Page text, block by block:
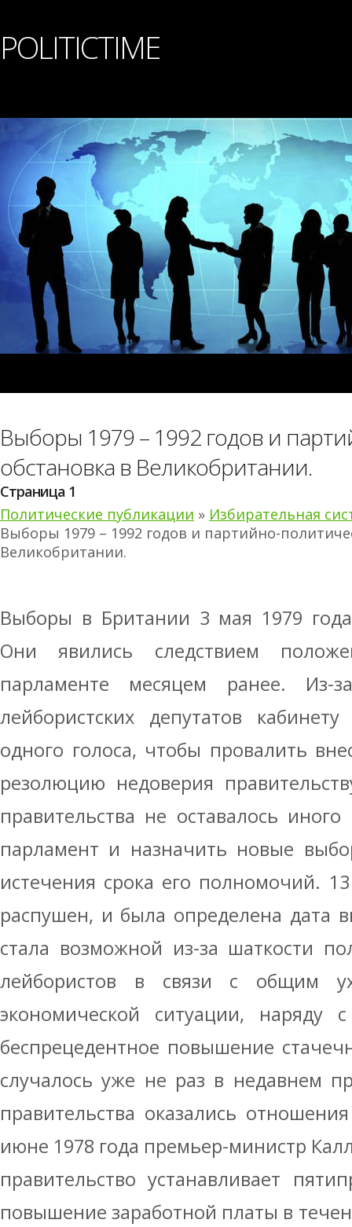
POLITICTIME
Выборы 1979 – 1992 годов и
обстановка в Великобритании.
Страница 1
Политические публикации » Избирательная
Выборы 1979 – 1992 годов и партийно-
Великобритании.
Выборы в Британии 3 мая 1979
Они явились следствием
парламенте месяцем ранее. Из-
лейбористских депутатов
одного голоса, чтобы провалить
резолюцию недоверия
правительства не оставалось
парламент и назначить новые
истечения срока его полномочий.
распушен, и была определена дата
стала возможной из-за шаткости
лейбористов в связи с общим
экономической ситуации, наряду
беспрецедентное повышение
случалось уже не раз в недавнем
правительства оказались
июне 1978 года премьер-министр
правительство устанавливает
повышение заработной платы в